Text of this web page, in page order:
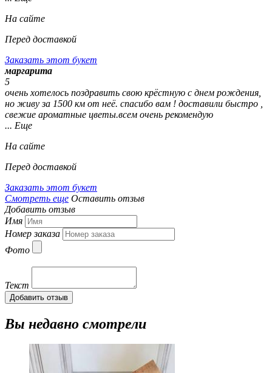
На сайте
Перед доставкой
Заказать этот букет
маргарита
5
очень хотелось поздравить свою крёстную с днем рождения,
но живу за 1500 км от неё. спасибо вам ! доставили быстро ,
свежие ароматные цветы.всем очень рекомендую
... Еще
На сайте
Перед доставкой
Заказать этот букет
Смотреть еще Оставить отзыв
Добавить отзыв
Имя
Номер заказа
Фото
Текст
Добавить отзыв
Вы недавно смотрели